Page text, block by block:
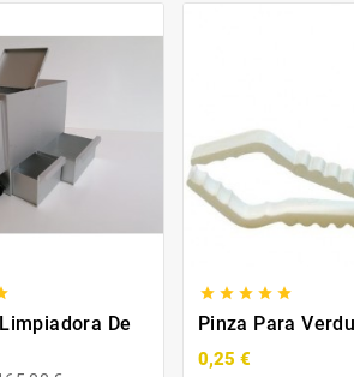
De
    
Pinza Para
0,25 €